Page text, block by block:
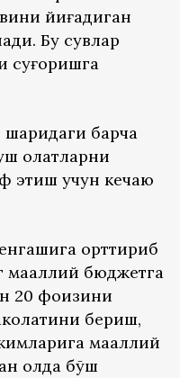
йиғадиган
Бу сувлар
суғоришга
барча
ҳолатларни
этиш учун кечаю
орттириб
бюджетга
20 фоизини
бериш,
маҳаллий
ҳолда бўш